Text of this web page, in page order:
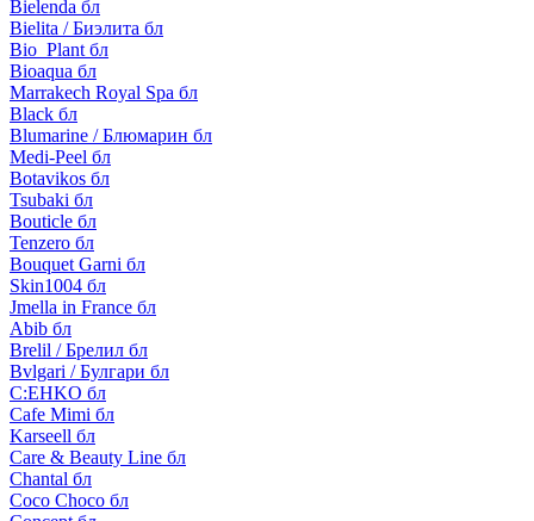
Bielenda бл
Bielita / Биэлита бл
Bio_Plant бл
Bioaqua бл
Marrakech Royal Spa бл
Black бл
Blumarine / Блюмарин бл
Medi-Peel бл
Botavikos бл
Tsubaki бл
Bouticle бл
Tenzero бл
Bouquet Garni бл
Skin1004 бл
Jmella in France бл
Abib бл
Brelil / Брелил бл
Bvlgari / Булгари бл
C:EHKO бл
Cafe Mimi бл
Karseell бл
Care & Beauty Line бл
Chantal бл
Coco Choco бл